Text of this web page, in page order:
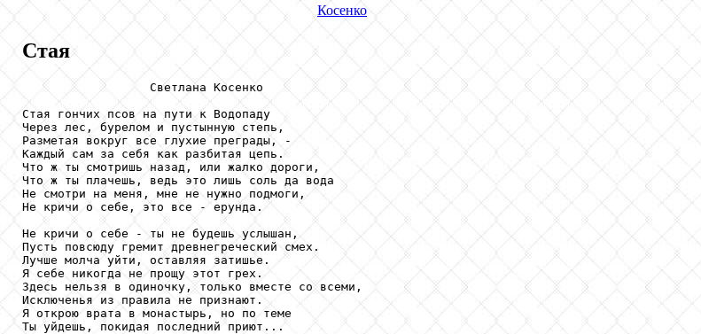
Косенко
Стая
                  Светлана Косенко
Стая гончих псов на пути к Водопаду
Через лес, бурелом и пустынную степь,
Разметая вокруг все глухие преграды, -
Каждый сам за себя как разбитая цепь.
Что ж ты смотришь назад, или жалко дороги,
Что ж ты плачешь, ведь это лишь соль да вода
Не смотри на меня, мне не нужно подмоги,
Не кричи о себе, это все - ерунда.
Не кричи о себе - ты не будешь услышан,
Пусть повсюду гремит древнегреческий смех.
Лучше молча уйти, оставляя затишье.
Я себе никогда не прощу этот грех.
Здесь нельзя в одиночку, только вместе со всеми,
Исключенья из правила не признают.
Я открою врата в монастырь, но по теме
Ты уйдешь, покидая последний приют...